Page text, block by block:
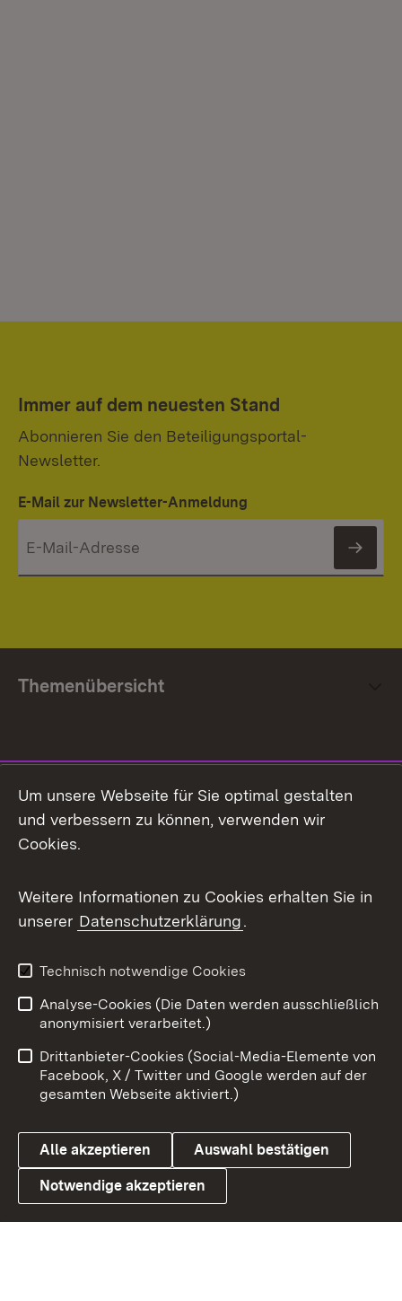
Immer auf dem neuesten Stand
Abonnieren Sie den Beteiligungsportal-
Newsletter.
E-Mail zur Newsletter-Anmeldung
Themenübersicht
Facebook
X / Twitter
Youtube
Link zum Landesportal
Impressum
Kontakt
Barrierefreiheit
Datenschutz
Cookies
Um unsere Webseite für Sie optimal gestalten
und verbessern zu können, verwenden wir
Cookies.
Weitere Informationen zu Cookies erhalten Sie in
unserer Datenschutzerklärung.
Technisch notwendige Cookies
Analyse-Cookies (Die Daten werden ausschließlich
anonymisiert verarbeitet.)
Drittanbieter-Cookies (Social-Media-Elemente von
Facebook, X / Twitter und Google werden auf der
gesamten Webseite aktiviert.)
Alle akzeptieren Auswahl bestätigen
Notwendige akzeptieren